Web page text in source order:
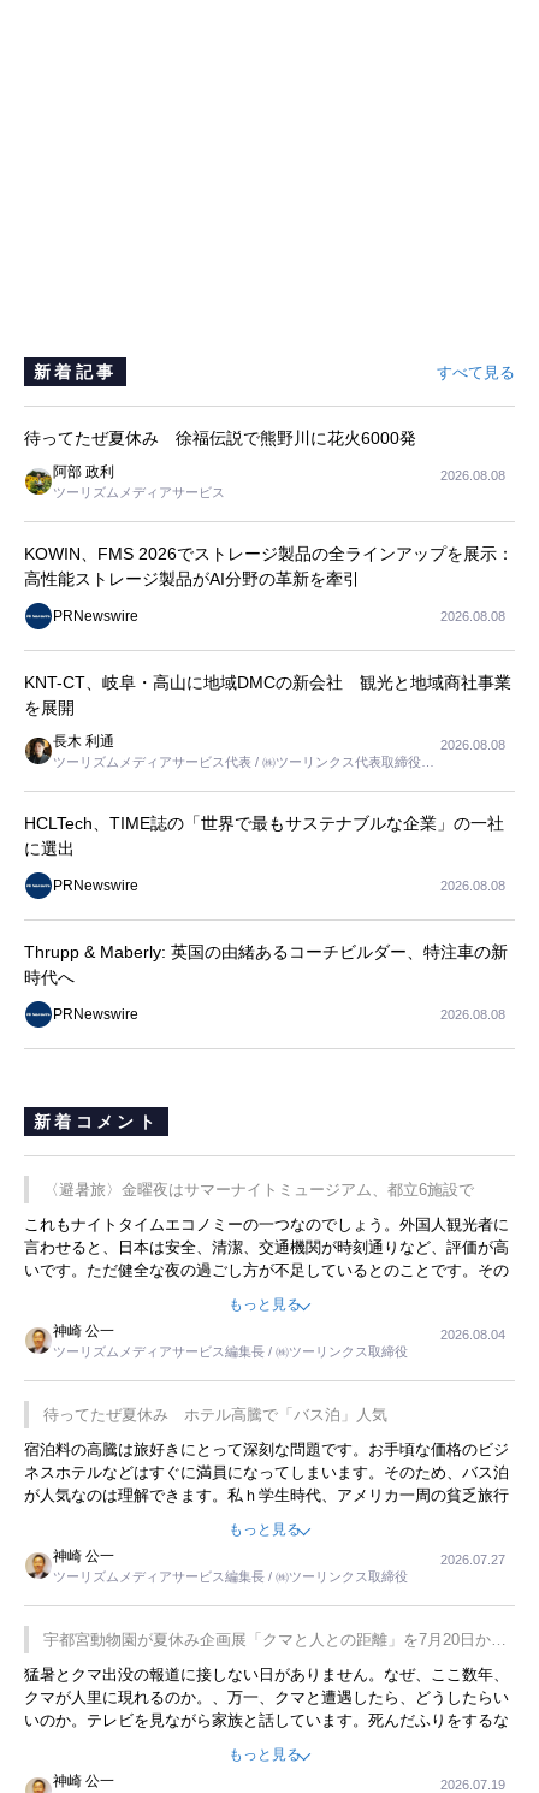
新着記事 すべて見る
待ってたぜ夏休み 徐福伝説で熊野川に花火6000発
阿部 政利
ツーリズムメディアサービス
2026.08.08
KOWIN、FMS 2026でストレージ製品の全ラインアップを展示：
高性能ストレージ製品がAI分野の革新を牽引
PRNewswire 2026.08.08
KNT-CT、岐阜・高山に地域DMCの新会社 観光と地域商社事業
を展開
長木 利通
ツーリズムメディアサービス代表 / ㈱ツーリンクス代表取締役社
2026.08.08
HCLTech、TIME誌の「世界で最もサステナブルな企業」の一社
に選出
PRNewswire 2026.08.08
Thrupp & Maberly: 英国の由緒あるコーチビルダー、特注車の新
時代へ
PRNewswire 2026.08.08
新着コメント
〈避暑旅〉金曜夜はサマーナイトミュージアム、都立6施設で
これもナイトタイムエコノミーの一つなのでしょう。外国人観光者に
言わせると、日本は安全、清潔、交通機関が時刻通りなど、評価が高
いです。ただ健全な夜の過ごし方が不足しているとのことです。その
ような意味で、金曜夜にこのようなイベントが行われれば、日本人に
限らず外国人にとっても楽しみが増えるでしょうね。
もっと見る
神崎 公一
ツーリズムメディアサービス編集長 / ㈱ツーリンクス取締役
2026.08.04
待ってたぜ夏休み ホテル高騰で「バス泊」人気
宿泊料の高騰は旅好きにとって深刻な問題です。お手頃な価格のビジ
ネスホテルなどはすぐに満員になってしまいます。そのため、バス泊
が人気なのは理解できます。私ｈ学生時代、アメリカ一周の貧乏旅行
をした時は、移動はグレイハウンドバスでした。夕方から夜の便を利
用してホテル代を浮かせていました。ただし、若いからできたことで
す。若い人が夜行バスで京都に行った、青森に行ったと聞くと、疲れ
が残らないのかなと思ってしまいます。
もっと見る
神崎 公一
ツーリズムメディアサービス編集長 / ㈱ツーリンクス取締役
2026.07.27
宇都宮動物園が夏休み企画展「クマと人との距離」を7月20日から
開催
猛暑とクマ出没の報道に接しない日がありません。なぜ、ここ数年、
クマが人里に現れるのか。、万一、クマと遭遇したら、どうしたらい
いのか。テレビを見ながら家族と話しています。死んだふりをするな
んてことは、冗談でもいえません。そんな中で、この企画展はタイム
もっと見る
神崎 公一
2026.07.19